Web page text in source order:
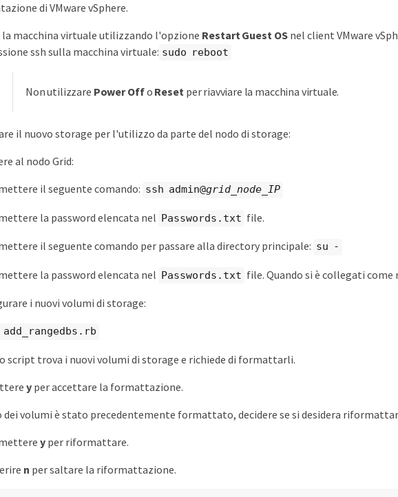
di VMware vSphere.
la macchina virtuale utilizzando l'opzione Restart Guest OSnel client VMware
ssh sulla macchina virtuale: sudo reboot
Non utilizzare Power Offo Reset per riavviare la macchina virtuale.
il nuovo storage per l'utilizzo da parte del nodo di storage:
al nodo Grid:
il seguente comando: ssh admin@grid_node_IP
la password elencata nel Passwords.txt file.
il seguente comando per passare alla directory principale: su -
la password elencata nel Passwords.txt file. Quando si è collegati
i nuovi volumi di storage:
add_rangedbs.rb
script trova i nuovi volumi di storage e richiede di formattarli.
yper accettare la formattazione.
dei volumi è stato precedentemente formattato, decidere se si desidera
yper riformattare.
n per saltare la riformattazione.